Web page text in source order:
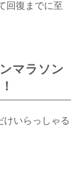
回復までに至
マラソン
けいらっしゃる